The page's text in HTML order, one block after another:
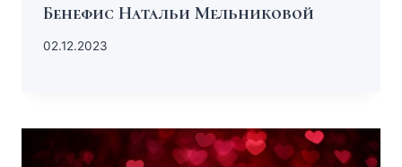
Бенефис Натальи Мельниковой
02.12.2023